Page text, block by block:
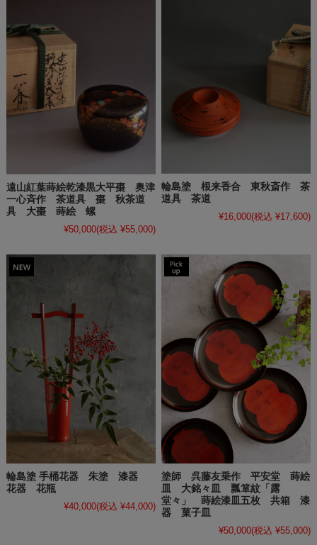
遠山紅葉蒔絵乾漆黒大平棗 奥津
一心斉作 茶道具 棗 秋茶道
具 大棗 蒔絵 螺
¥50,000(税込 ¥55,000)
輪島塗 根来香合 東秋斎作 茶
道具 茶道
¥16,000(税込 ¥17,600)
輪島塗 手桶花器 朱塗 漆器
花器 花瓶
¥40,000(税込 ¥44,000)
塗師 呉藤友乗作 平安堂 蒔絵
皿 大銘々皿 瓢箪紋「露
堂々」 蒔絵漆皿五枚 共箱 漆
器 菓子皿
¥50,000(税込 ¥55,000)